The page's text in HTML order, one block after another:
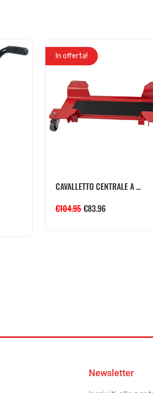
In offerta!
CAVALLETTO CENTRALE A ...
€104.95 €83.96
Newsletter